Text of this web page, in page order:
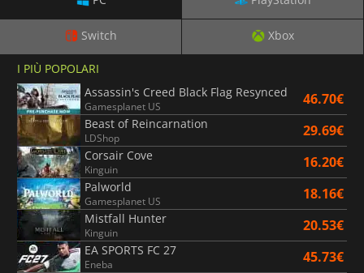
Switch Xbox
I PIÙ POPOLARI
Assassin's Creed Black Flag Resynced
Gamesplanet US 46.70€
Beast of Reincarnation
LDShop 29.69€
Corsair Cove
Kinguin 16.20€
Palworld
Gamesplanet US 18.16€
Mistfall Hunter
Kinguin 20.53€
EA SPORTS FC 27
Eneba 45.73€